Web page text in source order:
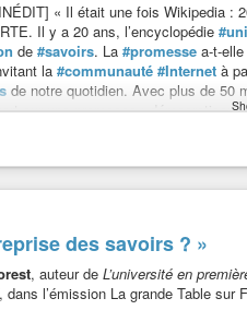
« Il était une fois Wikipedia :
Il y a 20 ans, l’encyclopédie
de #savoirs. La #promesse a-t-
la #communauté #Internet à
de notre quotidien. Avec plus de 50
sur une promesse : démocratiser
de l’encyclopédie en ligne grâce
entier. Jimmy Wales et Larry
dont ils n’osaient même pas rêver.
#hommesdes#paysdu#Sud
ce statu quo. Vingt ans après sa
ou un#outil qui#produitdes
des savoirs ? »
, auteur de L’université en
, dans l’émission La grande Table sur